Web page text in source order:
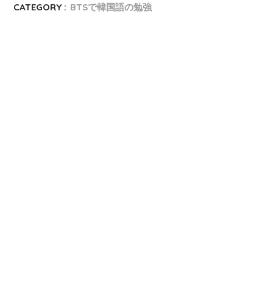
CATEGORY : BTSで韓国語の勉強